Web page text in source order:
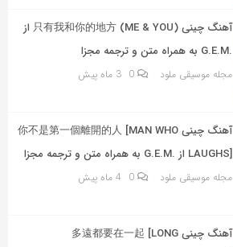
آهنگ چینی 只有我和你的地方 (ME & YOU) از
.G.E.M به همراه متن و ترجمه مجزا
مجله موسیقی ملود 0 3 ماه پیش
آهنگ چینی 你不是第一個離開的人 [MAN WHO
LAUGHS] از .G.E.M به همراه متن و ترجمه مجزا
مجله موسیقی ملود 0 4 ماه پیش
آهنگ چینی 多遠都要在一起 [LONG